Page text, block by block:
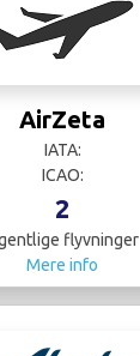
AirZeta
IATA:
ICAO:
2
flyvninger
Mere info